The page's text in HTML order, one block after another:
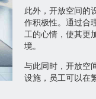
此外，开放空间的
作积极性。通过合
工的心情，使其更
境。
与此同时，开放空
设施，员工可以在